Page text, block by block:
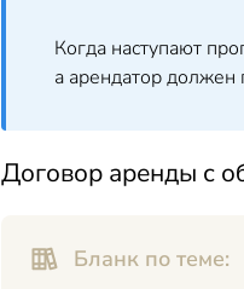
Когда наступают
а арендатор
Договор аренды с
Бланк по теме: